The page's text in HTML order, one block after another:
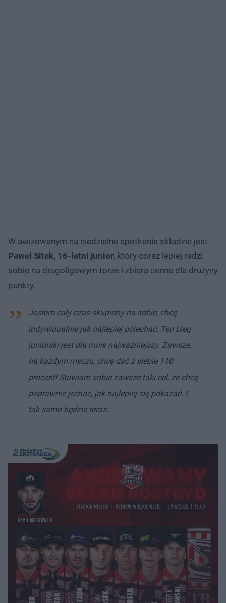
W awizowanym na niedzielne spotkanie składzie jest
Paweł Sitek, 16-letni junior, który coraz lepiej radzi
sobie na drugoligowym torze i zbiera cenne dla drużyny
punkty.
Jestem cały czas skupiony na sobie, chcę
indywidualnie jak najlepiej pojechać. Ten bieg
juniorski jest dla mnie najważniejszy. Zawsze,
na każdym meczu, chcę dać z siebie 110
procent! Stawiam sobie zawsze taki cel, że chcę
poprawnie jechać, jak najlepiej się pokazać. I
tak samo będzie teraz.